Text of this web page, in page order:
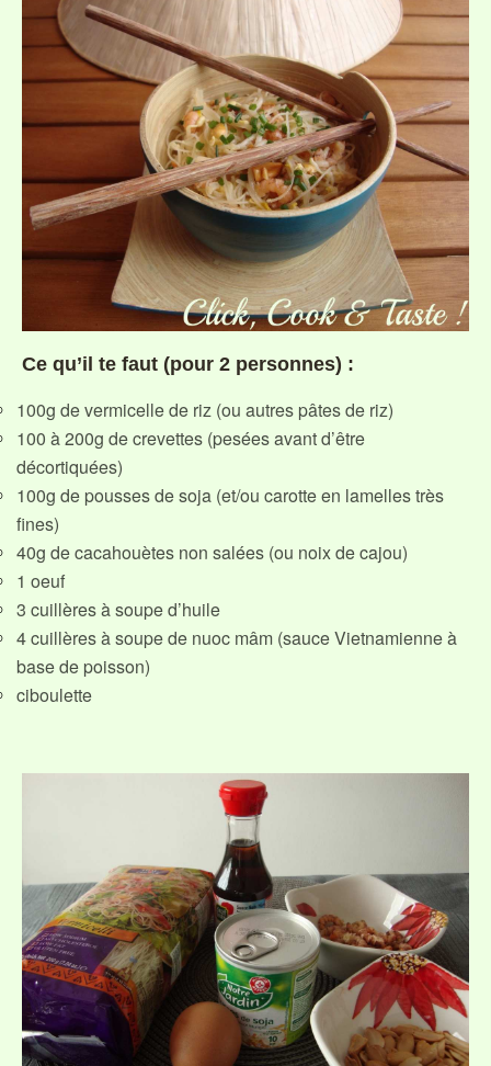
Ce qu’il te faut (pour 2 personnes) :
100g de vermicelle de riz (ou autres pâtes de riz)
100 à 200g de crevettes (pesées avant d’être
décortiquées)
100g de pousses de soja (et/ou carotte en lamelles très
fines)
40g de cacahouètes non salées (ou noix de cajou)
1 oeuf
3 cuillères à soupe d’huile
4 cuillères à soupe de nuoc mâm (sauce Vietnamienne à
base de poisson)
ciboulette